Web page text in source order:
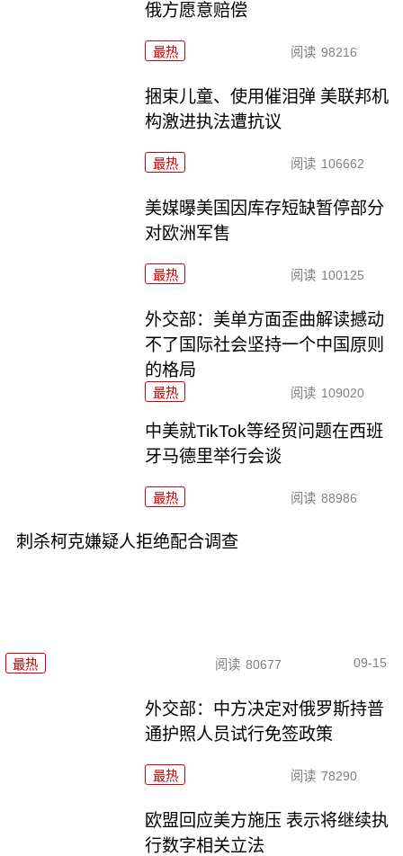
俄方愿意赔偿
最热 阅读 98216
捆束儿童、使用催泪弹 美联邦机
构激进执法遭抗议
最热 阅读 106662
美媒曝美国因库存短缺暂停部分
对欧洲军售
最热 阅读 100125
外交部：美单方面歪曲解读撼动
不了国际社会坚持一个中国原则
的格局
最热 阅读 109020
中美就TikTok等经贸问题在西班
牙马德里举行会谈
最热 阅读 88986
刺杀柯克嫌疑人拒绝配合调查
最热 阅读 80677 09-15
外交部：中方决定对俄罗斯持普
通护照人员试行免签政策
最热 阅读 78290
欧盟回应美方施压 表示将继续执
行数字相关立法